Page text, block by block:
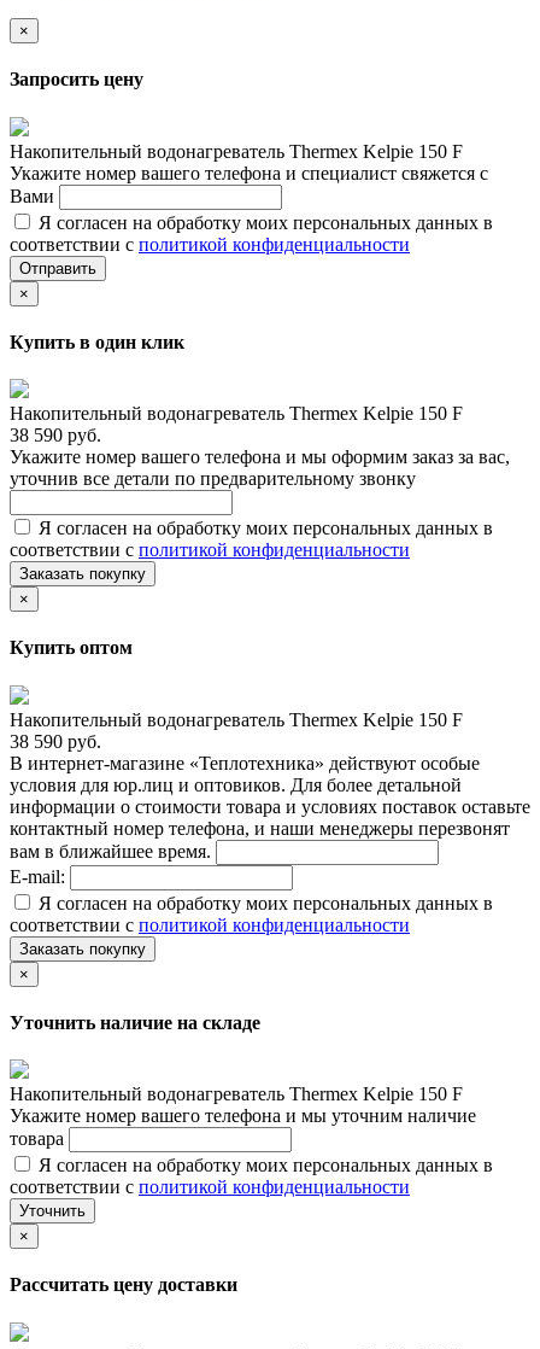
×
Запросить цену
Накопительный водонагреватель Thermex Kelpie 150 F
Укажите номер вашего телефона и специалист свяжется с
Вами
Я согласен на обработку моих персональных данных в
соответствии с политикой конфиденциальности
Отправить
×
Купить в один клик
Накопительный водонагреватель Thermex Kelpie 150 F
38 590 руб.
Укажите номер вашего телефона и мы оформим заказ за вас,
уточнив все детали по предварительному звонку
Я согласен на обработку моих персональных данных в
соответствии с политикой конфиденциальности
Заказать покупку
×
Купить оптом
Накопительный водонагреватель Thermex Kelpie 150 F
38 590 руб.
В интернет-магазине «Теплотехника» действуют особые
условия для юр.лиц и оптовиков. Для более детальной
информации о стоимости товара и условиях поставок оставьте
контактный номер телефона, и наши менеджеры перезвонят
вам в ближайшее время.
E-mail:
Я согласен на обработку моих персональных данных в
соответствии с политикой конфиденциальности
Заказать покупку
×
Уточнить наличие на складе
Накопительный водонагреватель Thermex Kelpie 150 F
Укажите номер вашего телефона и мы уточним наличие
товара
Я согласен на обработку моих персональных данных в
соответствии с политикой конфиденциальности
Уточнить
×
Рассчитать цену доставки